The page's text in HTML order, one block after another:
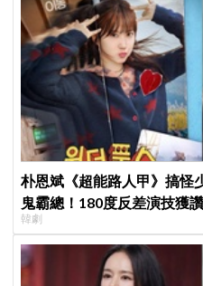
朴恩斌《超能路人甲》搞
鬼霸總！180度反差演技獲
韓劇